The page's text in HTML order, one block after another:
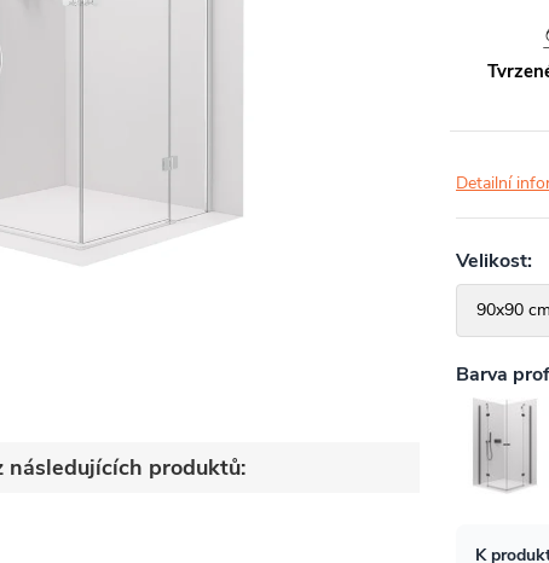
následujících produktů:
Detailní